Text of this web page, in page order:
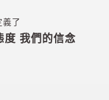
義了
度 我們的信念